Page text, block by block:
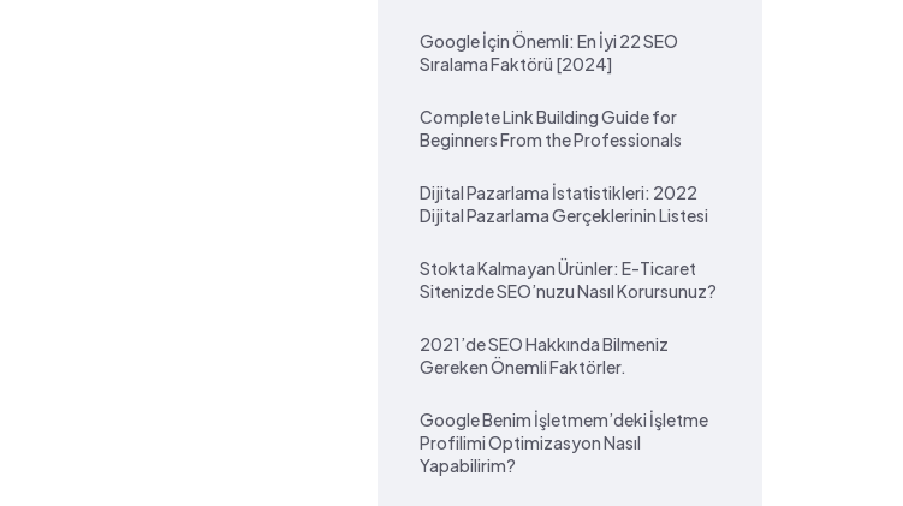
Google İçin Önemli: En İyi 22 SEO
Sıralama Faktörü [2024]
Complete Link Building Guide for
Beginners From the Professionals
Dijital Pazarlama İstatistikleri: 2022
Dijital Pazarlama Gerçeklerinin Listesi
Stokta Kalmayan Ürünler: E-Ticaret
Sitenizde SEO’nuzu Nasıl Korursunuz?
2021’de SEO Hakkında Bilmeniz
Gereken Önemli Faktörler.
Google Benim İşletmem’deki İşletme
Profilimi Optimizasyon Nasıl
Yapabilirim?